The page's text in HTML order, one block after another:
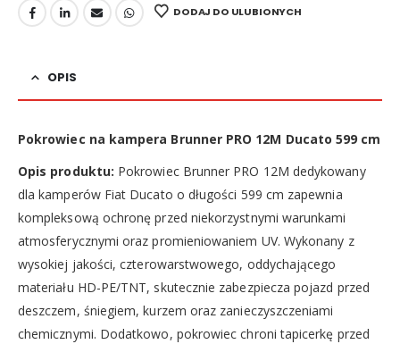
DODAJ DO ULUBIONYCH
OPIS
Pokrowiec na kampera Brunner PRO 12M Ducato 599 cm
Opis produktu: Pokrowiec Brunner PRO 12M dedykowany
dla kamperów Fiat Ducato o długości 599 cm zapewnia
kompleksową ochronę przed niekorzystnymi warunkami
atmosferycznymi oraz promieniowaniem UV. Wykonany z
wysokiej jakości, czterowarstwowego, oddychającego
materiału HD-PE/TNT, skutecznie zabezpiecza pojazd przed
deszczem, śniegiem, kurzem oraz zanieczyszczeniami
chemicznymi. Dodatkowo, pokrowiec chroni tapicerkę przed